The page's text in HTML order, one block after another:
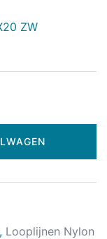
ZW
, Looplijnen Nylon